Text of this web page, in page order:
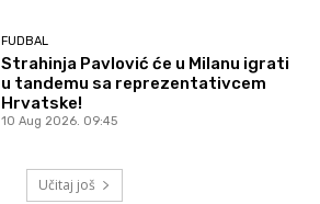
FUDBAL
Strahinja Pavlović će u Milanu igrati
u tandemu sa reprezentativcem
Hrvatske!
10 Aug 2026. 09:45
Učitaj još